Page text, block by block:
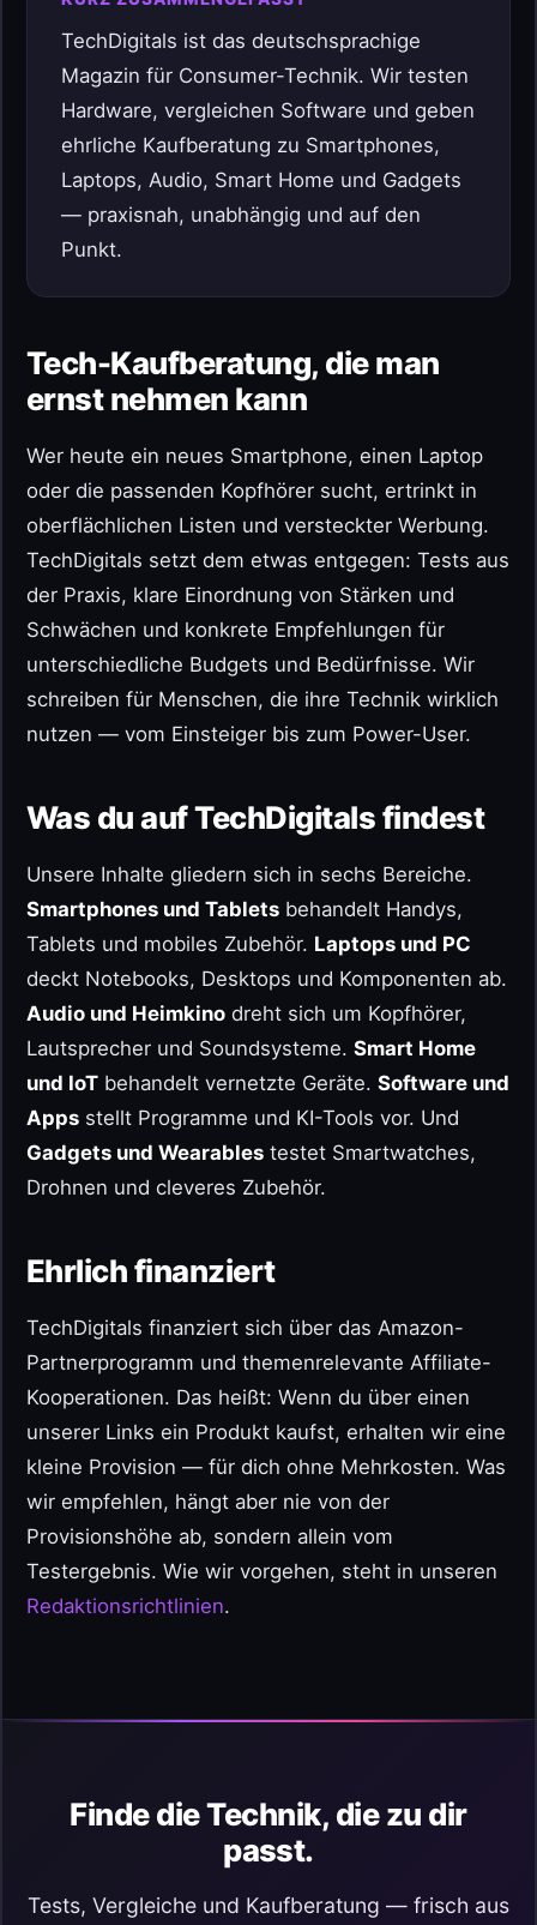
TechDigitals ist das deutschsprachige
Magazin für Consumer-Technik. Wir testen
Hardware, vergleichen Software und geben
ehrliche Kaufberatung zu Smartphones,
Laptops, Audio, Smart Home und Gadgets
— praxisnah, unabhängig und auf den
Punkt.
Tech-Kaufberatung, die man
ernst nehmen kann
Wer heute ein neues Smartphone, einen Laptop
oder die passenden Kopfhörer sucht, ertrinkt in
oberflächlichen Listen und versteckter Werbung.
TechDigitals setzt dem etwas entgegen: Tests aus
der Praxis, klare Einordnung von Stärken und
Schwächen und konkrete Empfehlungen für
unterschiedliche Budgets und Bedürfnisse. Wir
schreiben für Menschen, die ihre Technik wirklich
nutzen — vom Einsteiger bis zum Power-User.
Was du auf TechDigitals findest
Unsere Inhalte gliedern sich in sechs Bereiche.
Smartphones und Tablets behandelt Handys,
Tablets und mobiles Zubehör. Laptops und PC
deckt Notebooks, Desktops und Komponenten ab.
Audio und Heimkino dreht sich um Kopfhörer,
Lautsprecher und Soundsysteme. Smart Home
und IoT behandelt vernetzte Geräte. Software und
Apps stellt Programme und KI-Tools vor. Und
Gadgets und Wearables testet Smartwatches,
Drohnen und cleveres Zubehör.
Ehrlich finanziert
TechDigitals finanziert sich über das Amazon-
Partnerprogramm und themenrelevante Affiliate-
Kooperationen. Das heißt: Wenn du über einen
unserer Links ein Produkt kaufst, erhalten wir eine
kleine Provision — für dich ohne Mehrkosten. Was
wir empfehlen, hängt aber nie von der
Provisionshöhe ab, sondern allein vom
Testergebnis. Wie wir vorgehen, steht in unseren
Redaktionsrichtlinien.
Finde die Technik, die zu dir
passt.
Tests, Vergleiche und Kaufberatung — frisch aus